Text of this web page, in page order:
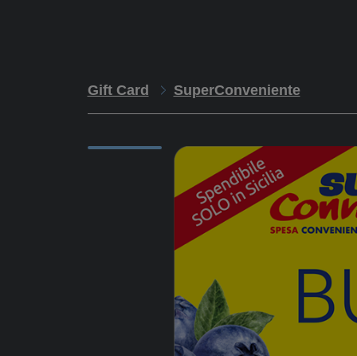
Gift Card SuperConveniente
Descrizione
Il
nel